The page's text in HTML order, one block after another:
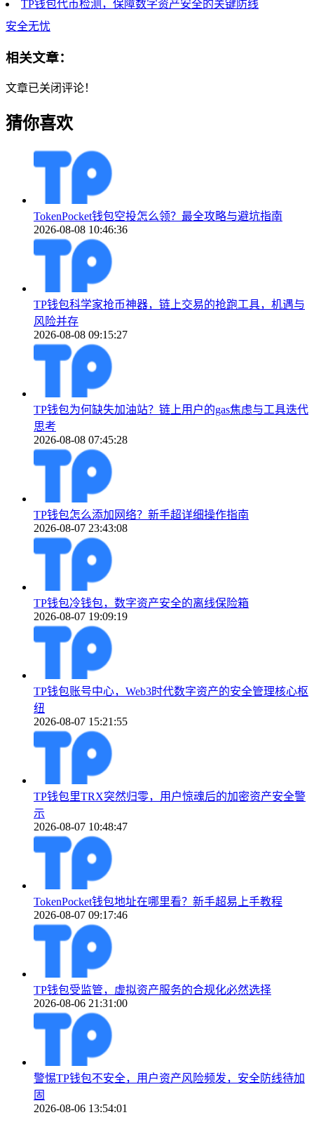
TP钱包代币检测，保障数字资产安全的关键防线
安全无忧
相关文章：
文章已关闭评论！
猜你喜欢
TokenPocket钱包空投怎么领？最全攻略与避坑指南
2026-08-08 10:46:36
TP钱包科学家抢币神器，链上交易的抢跑工具，机遇与
风险并存
2026-08-08 09:15:27
TP钱包为何缺失加油站？链上用户的gas焦虑与工具迭代
思考
2026-08-08 07:45:28
TP钱包怎么添加网络？新手超详细操作指南
2026-08-07 23:43:08
TP钱包冷钱包，数字资产安全的离线保险箱
2026-08-07 19:09:19
TP钱包账号中心，Web3时代数字资产的安全管理核心枢
纽
2026-08-07 15:21:55
TP钱包里TRX突然归零，用户惊魂后的加密资产安全警
示
2026-08-07 10:48:47
TokenPocket钱包地址在哪里看？新手超易上手教程
2026-08-07 09:17:46
TP钱包受监管，虚拟资产服务的合规化必然选择
2026-08-06 21:31:00
警惕TP钱包不安全，用户资产风险频发，安全防线待加
固
2026-08-06 13:54:01